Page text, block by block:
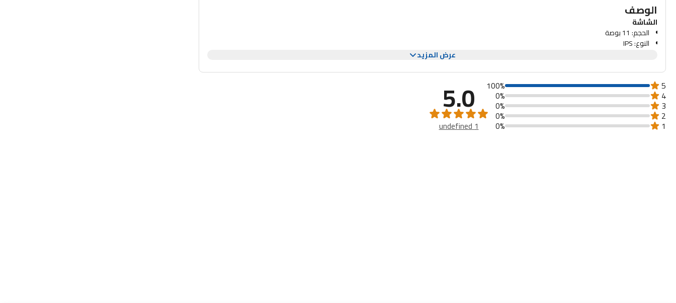
الوصف
الشاشة
الحجم: 11 بوصة
النوع: IPS
الشريحة: Unisoc T616 (ثماني النواة)
التردد: 2.0 جيجاهرتز
وحدة الرسوميات: Manhattan ES3.0، 18 إطار/ثانية
الذاكرة
السعة التخزينية: 256 جيجابايت
الرام: 6 جيجابايت (قابلة للتوسيع حتى 12 جيجابايت)
عرض المزيد
5
100%
4
0%
3
0%
2
0%
1
0%
5.0
1 undefined